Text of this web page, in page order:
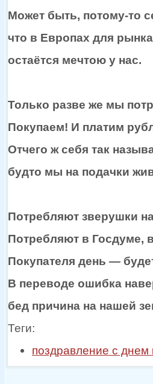
Может быть, потому-то
что в Европах для
остаётся мечтою у нас.
Только разве же мы
Покупаем! И платим
Отчего жсебя так
будто мы на подачки
Потребляют зверушки
Потребляют в Госдуме,
Покупателя день —
В переводе ошибка
бед причина на нашей
Теги:
поздравление с днем